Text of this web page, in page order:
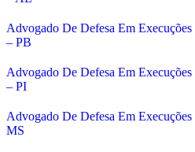
Advogado De Defesa Em
– PB
Advogado De Defesa Em
– PI
Advogado De Defesa Em
MS